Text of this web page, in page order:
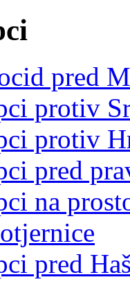
pred
protiv
protiv
pred
na
pred